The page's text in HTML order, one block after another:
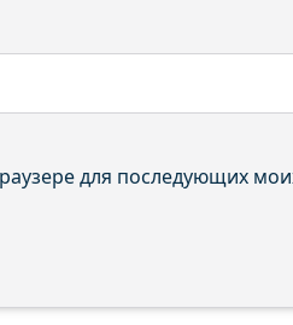
для последующих